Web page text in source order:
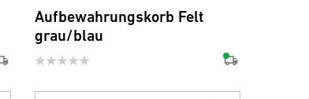
Aufbewahrungskorb Felt
grau/blau